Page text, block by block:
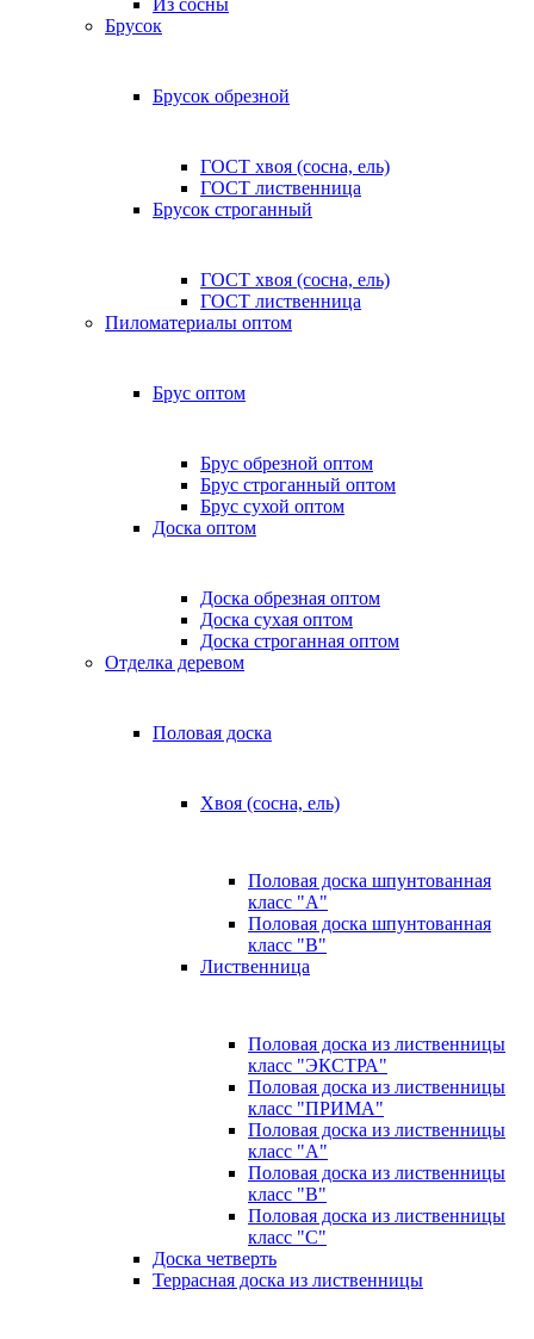
Из сосны
Брусок
Брусок обрезной
ГОСТ хвоя (сосна, ель)
ГОСТ лиственница
Брусок строганный
ГОСТ хвоя (сосна, ель)
ГОСТ лиственница
Пиломатериалы оптом
Брус оптом
Брус обрезной оптом
Брус строганный оптом
Брус сухой оптом
Доска оптом
Доска обрезная оптом
Доска сухая оптом
Доска строганная оптом
Отделка деревом
Половая доска
Хвоя (сосна, ель)
Половая доска шпунтованная
класс "А"
Половая доска шпунтованная
класс "B"
Лиственница
Половая доска из лиственницы
класс "ЭКСТРА"
Половая доска из лиственницы
класс "ПРИМА"
Половая доска из лиственницы
класс "А"
Половая доска из лиственницы
класс "B"
Половая доска из лиственницы
класс "C"
Доска четверть
Террасная доска из лиственницы